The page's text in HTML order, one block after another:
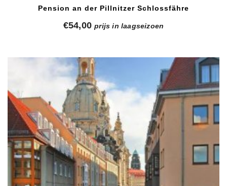
Pension an der Pillnitzer Schlossfähre
€54,00 prijs in laagseizoen